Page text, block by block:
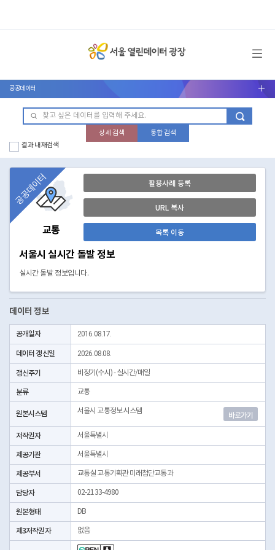
메뉴 열기
공공데이터 서브메뉴 열기
상세 검색
통합 검색
결과 내 재검색
교통
공공데이터 활용사례 등록
URL 복사
목록 이동
서울시 실시간 돌발 정보
실시간 돌발 정보입니다.
데이터 정보
공개일자 2016.08.17.
데이터 갱신일 2026.08.08.
갱신주기 비정기(수시) - 실시간/매일
분류 교통
원본시스템 서울시 교통정보 시스템
바로가기
저작권자 서울특별시
제공기관 서울특별시
제공부서 교통실 교통기획관 미래첨단교통과
담당자 02-2133-4980
원본형태 DB
제3저작권자 없음